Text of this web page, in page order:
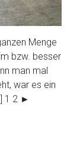
Menge
bzw. besser
man mal
war es ein
1 2 ►